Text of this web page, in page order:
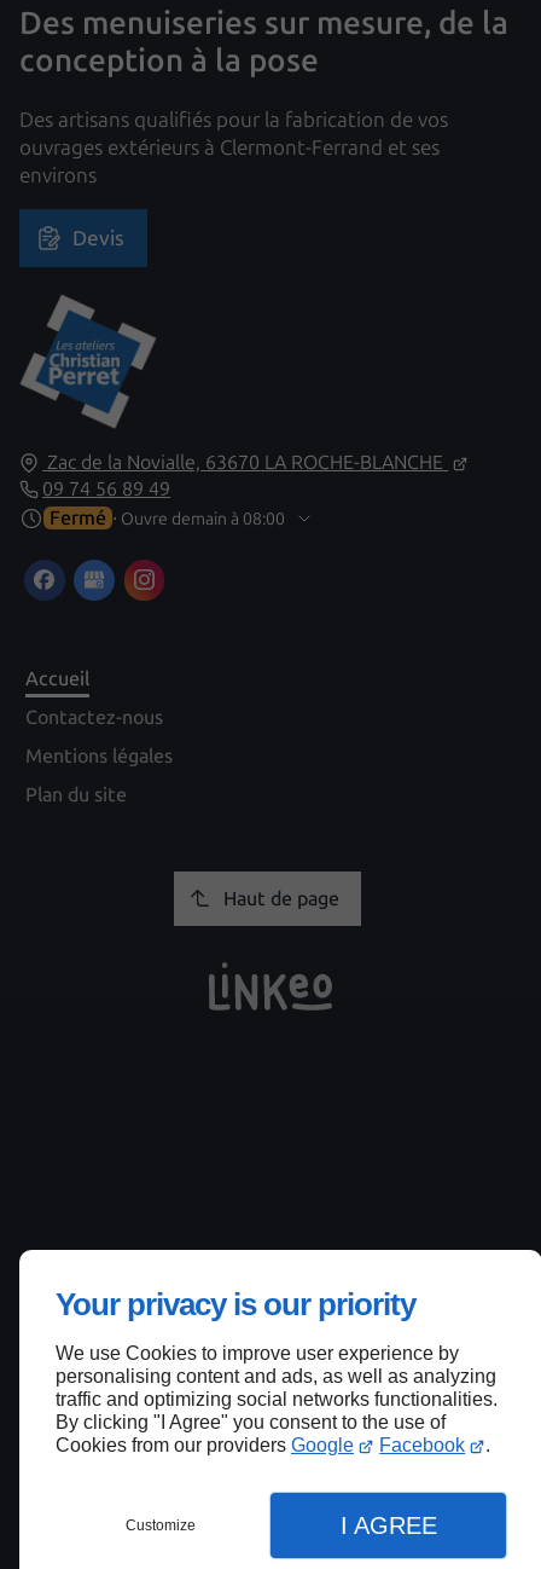
Your privacy is our priority
We use Cookies to improve user experience by
personalising content and ads, as well as analyzing
traffic and optimizing social networks functionalities.
By clicking "I Agree" you consent to the use of
Cookies from our providers Google Facebook .
Customize I AGREE
lors de votre sélection.
Zac de la Novialle, 63670 LA ROCHE-BLANCHE
09 74 56 89 49
Fermé ⋅ Ouvre demain à 08:00
Accueil
Contactez-nous
Mentions légales
Plan du site
Des menuiseries sur mesure, de la
conception à la pose
Des artisans qualifiés pour la fabrication de vos
ouvrages extérieurs à Clermont-Ferrand et ses
environs
Devis
Haut de page